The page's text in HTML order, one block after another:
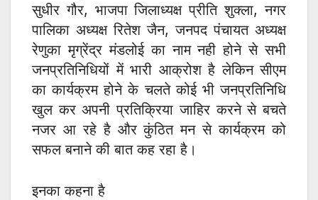
सुधीर गौर, भाजपा जिलाध्यक्ष प्रीति शुक्ला, नगर
पालिका अध्यक्ष रितेश जैन, जनपद पंचायत अध्यक्ष
रेणुका मृग्रेंद्र मंडलोई का नाम नही होने से सभी
जनप्रतिनिधियों में भारी आक्रोश है लेकिन सीएम
का कार्यक्रम होने के चलते कोई भी जनप्रतिनिधि
खुल कर अपनी प्रतिक्रिया जाहिर करने से बचते
नजर आ रहे है और कुंठित मन से कार्यक्रम को
सफल बनाने की बात कह रहा है।
इनका कहना है